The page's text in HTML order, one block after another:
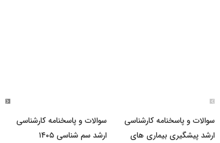
سوالات و پاسخنامه کارشناسی
ارشد پیشگیری بیماری های
سوالات و پاسخنامه کارشناسی
ارشد سم شناسی ۱۴۰۵